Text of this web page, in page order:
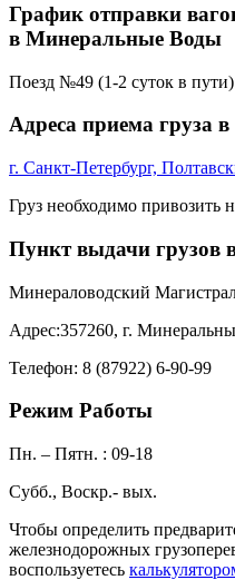
График отправки
в Минеральные Воды
Поезд №49 (1-2 суток в
Адреса приема груза
г. Санкт-Петербург,
Груз необходимо привозить
Пункт выдачи грузов
Минераловодский
Адрес:357260, г.
Телефон: 8 (87922) 6-90-99
Режим Работы
Пн. – Пятн. : 09-18
Субб., Воскр.- вых.
Чтобы определить
железнодорожных
воспользуетесь